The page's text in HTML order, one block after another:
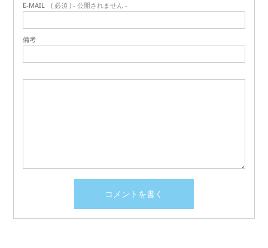
E-MAIL ( 必須 ) - 公開されません -
備考